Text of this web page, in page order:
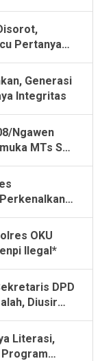
Pertanyaan
Generasi
Integritas
Ngawen
MTs Se-
OKU
Ilegal*
DPD
Diusir
Literasi,
Program